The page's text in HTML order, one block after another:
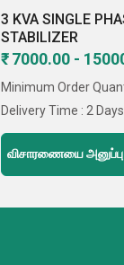
and Foreign
3 KVA SINGLE
STABILIZER
₹ 7000.00 -
Minimum Order
Delivery Time : 2 Days
விசாரணையை அனுப்பு